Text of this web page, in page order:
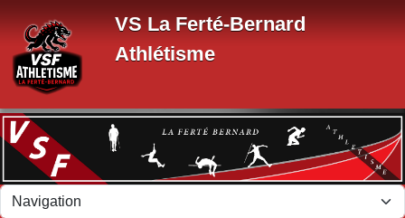
VS La Ferté-Bernard
Athlétisme